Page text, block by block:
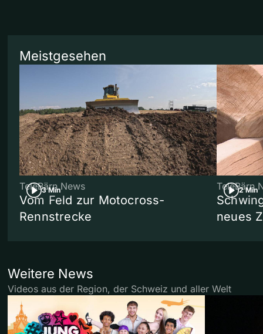
Meistgesehen
3 Min
TeleBärn News
Vom Feld zur Motocross-
Rennstrecke
2 Min
TeleBärn
neues
Weitere News
Videos aus der Region, der Schweiz und aller Welt